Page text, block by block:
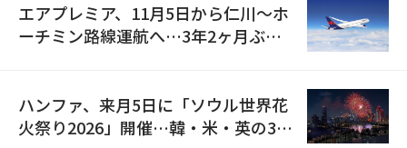
エアプレミア、11月5日から仁川〜ホ
ーチミン路線運航へ…3年2ヶ月ぶり
ハンファ、来月5日に「ソウル世界花
火祭り2026」開催…韓・米・英の3カ